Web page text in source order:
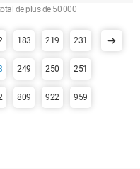
de plus de 50 000
183 219 231
249 250 251
809 922 959